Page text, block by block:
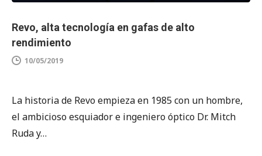
Revo, alta tecnología en gafas de alto
rendimiento
10/05/2019
La historia de Revo empieza en 1985 con un hombre,
el ambicioso esquiador e ingeniero óptico Dr. Mitch
Ruda y…